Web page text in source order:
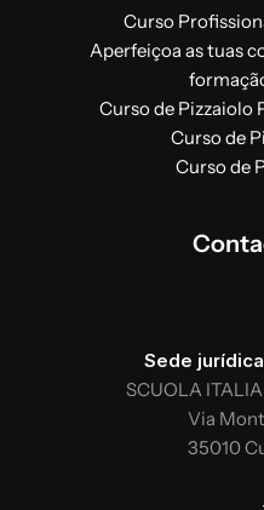
Produção da
pelo caderno de
napolitana STG
Fabrico de
fermento duplo
Desenhar o disco
Análise das
acabado
Curso
Aperfeiçoa as tuas
Curso de Pizzaiolo
Curso de
Curso de
Sede
SCUOLA
Via
35010